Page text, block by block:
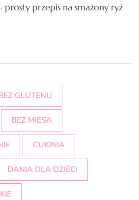
prosty przepis na smażony ryż
GLUTENU
BEZ MIĘSA
CUKINIA
DANIA DLA DZIECI